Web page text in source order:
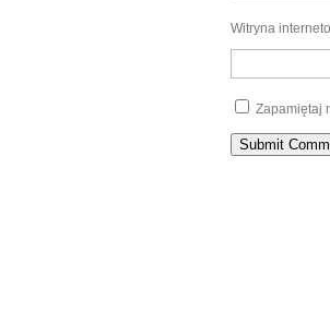
Witryna
Zapamiętaj